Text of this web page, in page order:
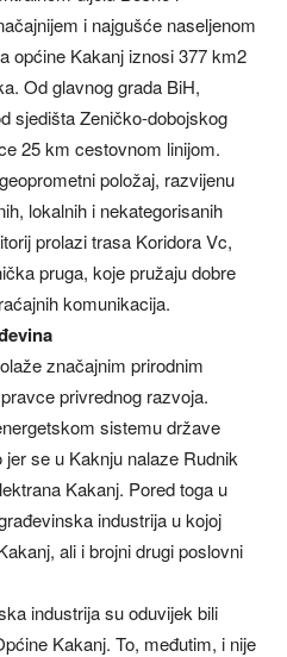
i najgušće naseljenom
općine Kakanj iznosi 377 km2
Od glavnog grada BiH,
sjedišta Zeničko-dobojskog
25 km cestovnom linijom.
položaj, razvijenu
lokalnih i nekategorisanih
prolazi trasa Koridora Vc,
pruga, koje pružaju dobre
komunikacija.
značajnim prirodnim
privrednog razvoja.
sistemu države
se u Kaknju nalaze Rudnik
Kakanj. Pored toga u
industrija u kojoj
ali i brojni drugi poslovni
industrija su oduvijek bili
Kakanj. To, međutim, i nije